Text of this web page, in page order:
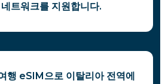
트워크를 지원합니다.
행 eSIM으로 이탈리아 전역에